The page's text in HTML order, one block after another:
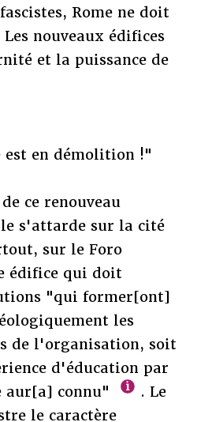
Rome ne doit
nouveaux édifices
et la puissance de
est en démolition !"
ce renouveau
s'attarde sur la cité
sur le Foro
édifice qui doit
"qui former[ont]
les
de l'organisation, soit
d'éducation par
connu"
. Le
le caractère